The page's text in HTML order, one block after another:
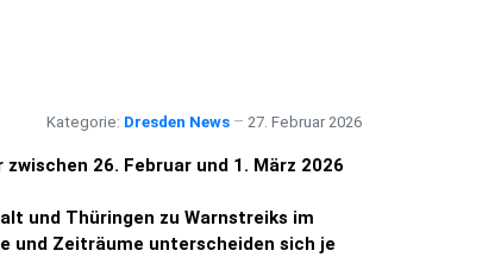
Kategorie: Dresden News 27. Februar 2026
26. Februar und 1. März 2026
und Thüringen zu Warnstreiks im
und Zeiträume unterscheiden sich je